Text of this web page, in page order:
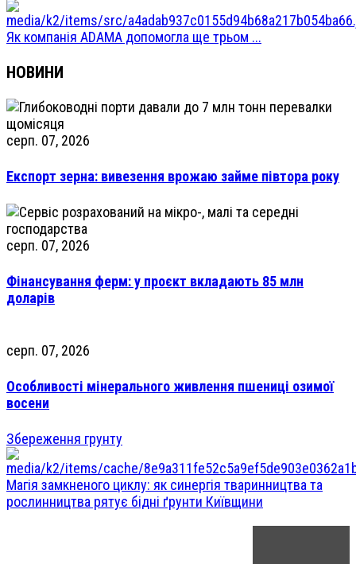
Як компанія ADAMA допомогла ще трьом ...
НОВИНИ
серп. 07, 2026
Експорт зерна: вивезення врожаю займе півтора року
серп. 07, 2026
Фінансування ферм: у проєкт вкладають 85 млн
доларів
серп. 07, 2026
Особливості мінерального живлення пшениці озимої
восени
Збереження грунту
Магія замкненого циклу: як синергія тваринництва та
рослинництва рятує бідні ґрунти Київщини